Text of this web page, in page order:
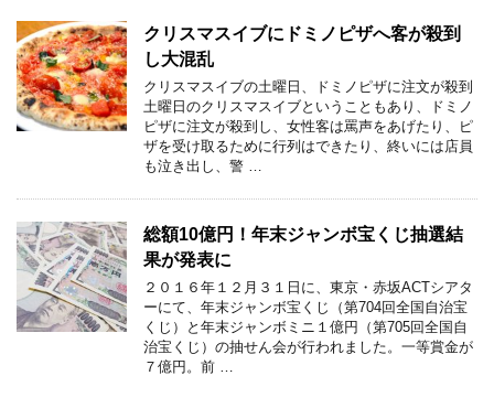
クリスマスイブにドミノピザへ客が殺到
し大混乱
クリスマスイブの土曜日、ドミノピザに注文が殺到
土曜日のクリスマスイブということもあり、ドミノ
ピザに注文が殺到し、女性客は罵声をあげたり、ピ
ザを受け取るために行列はできたり、終いには店員
も泣き出し、警 …
総額10億円！年末ジャンボ宝くじ抽選結
果が発表に
２０１６年１２月３１日に、東京・赤坂ACTシアタ
ーにて、年末ジャンボ宝くじ（第704回全国自治宝
くじ）と年末ジャンボミニ１億円（第705回全国自
治宝くじ）の抽せん会が行われました。一等賞金が
７億円。前 …